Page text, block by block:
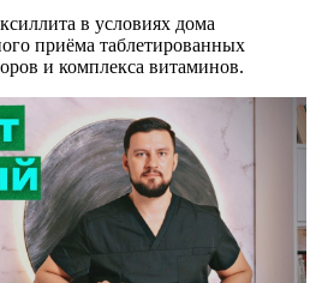
в условиях дома
приёма таблетированных
и комплекса витаминов.